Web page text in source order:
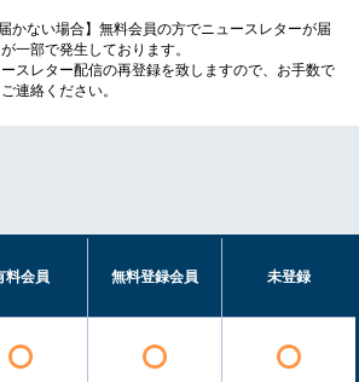
かない場合】無料会員の方でニュースレターが届
一部で発生しております。
スレター配信の再登録を致しますので、お手数で
連絡ください。
料会員 無料登録会員 未登録